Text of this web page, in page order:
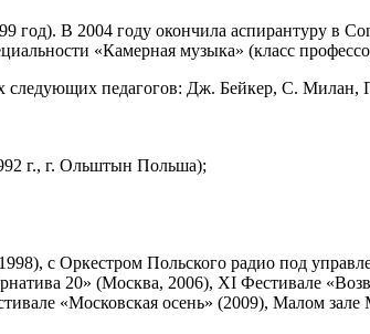
В 2004 году окончила аспирантуру в
«Камерная музыка» (класс
следующих педагогов: Дж. Бейкер, С.
г., г. Ольштын Польша);
с Оркестром Польского радио под
20» (Москва, 2006), XI Фестивале
«Московская осень» (2009), Малом